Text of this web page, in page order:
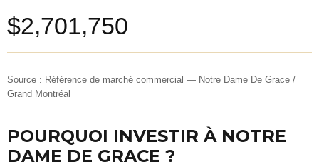
$2,701,750
Source : Référence de marché commercial — Notre Dame De Grace /
Grand Montréal
POURQUOI INVESTIR À NOTRE
DAME DE GRACE ?